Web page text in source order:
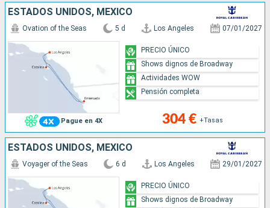
ESTADOS UNIDOS, MÉXICO
Pague en 4X
Ovation of the Seas 5 d Los Angeles 07/01/2027
304 € +Tasas
PRECIO ÚNICO
Shows dignos de Broadway
Actividades WOW
Pensión completa
ESTADOS UNIDOS, MÉXICO
Voyager of the Seas 6 d Los Angeles 29/01/2027
PRECIO ÚNICO
Shows dignos de Broadway